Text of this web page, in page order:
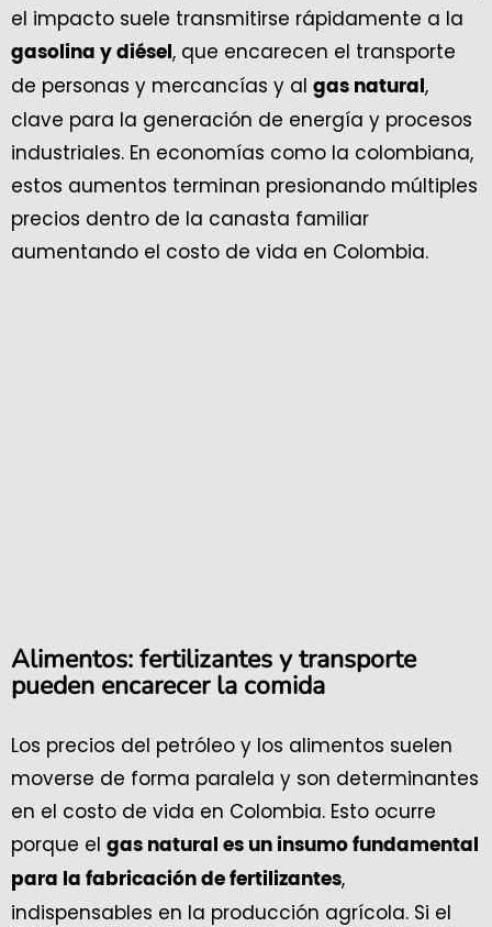
el impacto suele transmitirse rápidamente a la
gasolina y diésel , que encarecen el transporte
de personas y mercancías y al gas natural ,
clave para la generación de energía y procesos
industriales. En economías como la colombiana,
estos aumentos terminan presionando múltiples
precios dentro de la canasta familiar
aumentando el costo de vida en Colombia.
Alimentos: fertilizantes y transporte
pueden encarecer la comida
Los precios del petróleo y los alimentos suelen
moverse de forma paralela y son determinantes
en el costo de vida en Colombia. Esto ocurre
porque el gas natural es un insumo fundamental
para la fabricación de fertilizantes,
indispensables en la producción agrícola. Si el